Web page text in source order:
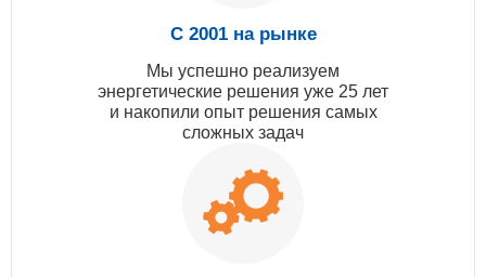
С 2001 на рынке
Мы успешно реализуем
энергетические решения уже 25 лет
и накопили опыт решения самых
сложных задач